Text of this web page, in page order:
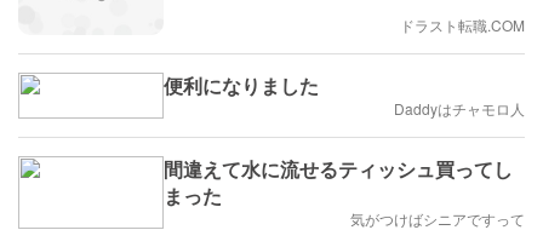
ドラスト転職.COM
便利になりました
Daddyはチャモロ人
間違えて水に流せるティッシュ買ってし
まった
気がつけばシニアですって